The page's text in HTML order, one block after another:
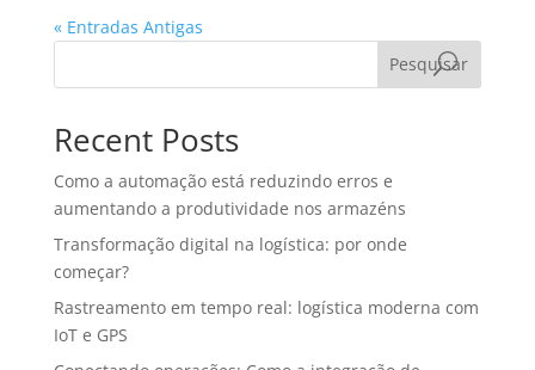
« Entradas Antigas
Pesquisar
Recent Posts
Como a automação está reduzindo erros e
aumentando a produtividade nos armazéns
Transformação digital na logística: por onde
começar?
Rastreamento em tempo real: logística moderna com
IoT e GPS